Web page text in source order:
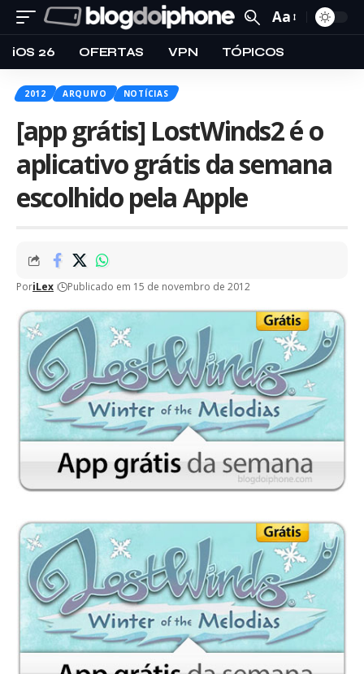
Aa
iOS 26 OFERTAS VPN TÓPICOS
2012 ARQUIVO NOTÍCIAS
[app grátis] LostWinds2 é o
aplicativo grátis da semana
escolhido pela Apple
PoriLex Publicado em 15 de novembro de 2012